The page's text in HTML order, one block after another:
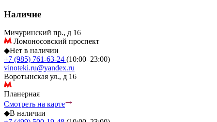
Наличие
Мичуринский пр., д 16
Ломоносовский проспект
◆Нет в наличии
+7 (985) 761-63-24 (10:00–23:00)
vinoteki.ru@yandex.ru
Воротынская ул., д 16
Планерная
Смотреть на карте
◆В наличии